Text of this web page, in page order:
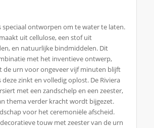
speciaal ontworpen om te water te laten.
uit cellulose, een stof uit
en natuurlijke bindmiddelen. Dit
met het inventieve ontwerp,
de urn voor ongeveer vijf minuten blijft
zinkt en volledig oplost. De Riviera
met een zandschelp en een zeester,
thema verder kracht wordt bijgezet.
voor het ceremoniële afscheid.
touw met zeester van de urn